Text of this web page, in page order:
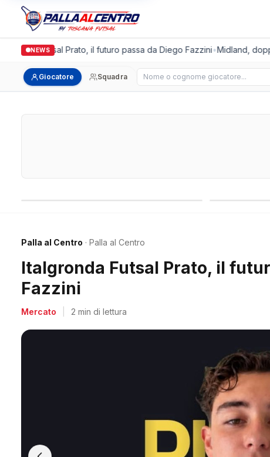
NEWS
Futsal Prato, il futuro passa da Diego Fazzini•Midland, doppio
Giocatore Squadra Cerca giocatore
Palla al Centro · Palla al Centro
Midland, doppio colpo per
Salvadori e Villa
Mercato 2 min di lettura